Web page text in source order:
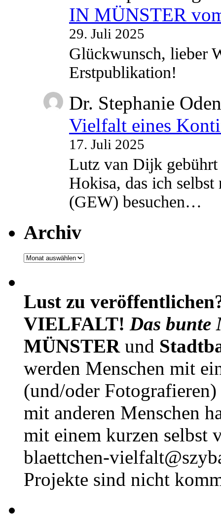
IN MÜNSTER
29. Juli 2025
Glückwunsch, lieber
Erstpublikation!
Dr. Stephanie
Vielfalt eines
17. Juli 2025
Lutz van Dijk
Hokisa, das ich
(GEW) besuchen…
Archiv
Archiv
Lust zu
VIELFALT! Das bunte
MÜNSTERund
werden Menschen mit
(und/oder
mit anderen Menschen
mit einem kurzen selbst
blaettchen-
Projekte sind nicht